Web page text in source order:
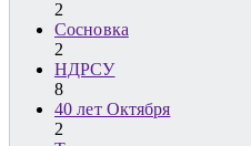
2
Сосновка
2
НДРСУ
8
40 лет Октября
2